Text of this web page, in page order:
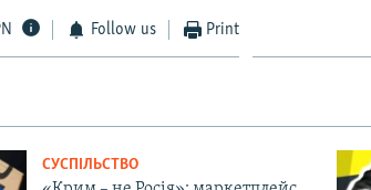
Follow us Print
СУСПІЛЬСТВО